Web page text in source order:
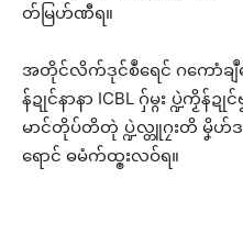
တ်မြဟ်ဏီရ။
အတိုင်လိက်ဒုင်စဳရေင် ဂကောံခ
န်ဍုင်နာနာ ICBL ဂှ်မ္ဂး ပ္ဍဲ
မာင်တိုပ်တိတုဲ ပ္ဍဲလ္တူဂၠးတိ မၞိ
ရောင် ဓမံက်ထ္ၜးလဝ်ရ။